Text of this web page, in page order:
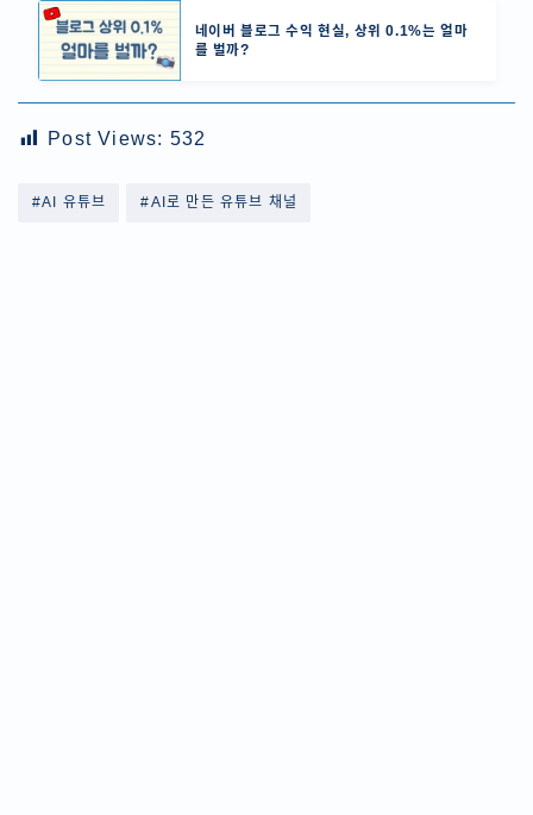
네이버 블로그 수익 현실, 상위 0.1%는 얼마
를 벌까?
Post Views: 532
#AI 유튜브 #AI로 만든 유튜브 채널